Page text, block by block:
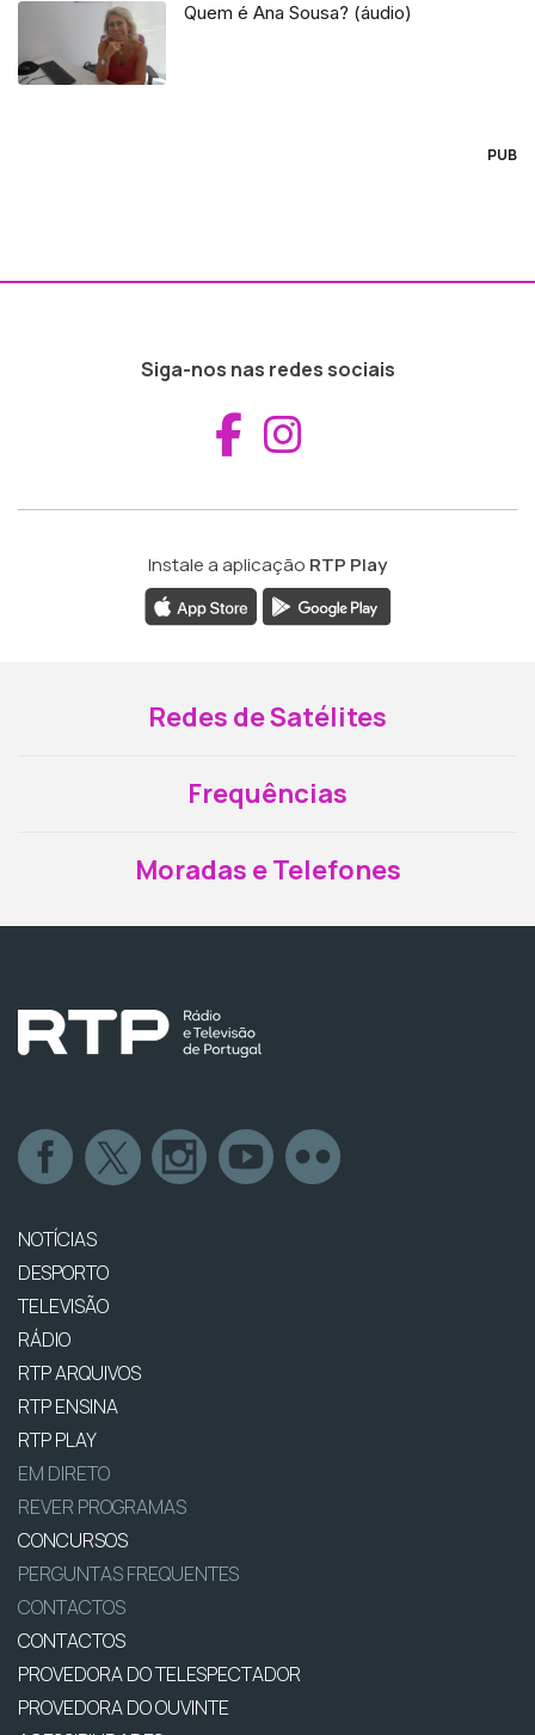
Quem é Ana Sousa? (áudio)
PUB
Siga-nos nas redes sociais
Aceder ao
Instale a aplicação RTP Play
Redes de Satélites
Frequências
Moradas e Telefones
NOTÍCIAS
DESPORTO
TELEVISÃO
RÁDIO
RTP ARQUIVOS
RTP ENSINA
RTP PLAY
EM DIRETO
REVER PROGRAMAS
CONCURSOS
PERGUNTAS FREQUENTES
CONTACTOS
CONTACTOS
PROVEDORA DO TELESPECTADOR
PROVEDORA DO OUVINTE